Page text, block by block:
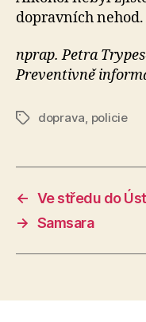
dopravních nehod.
nprap. Petra
Preventivně
Štítkydoprava, policie
← Ve středu do
→ Samsara